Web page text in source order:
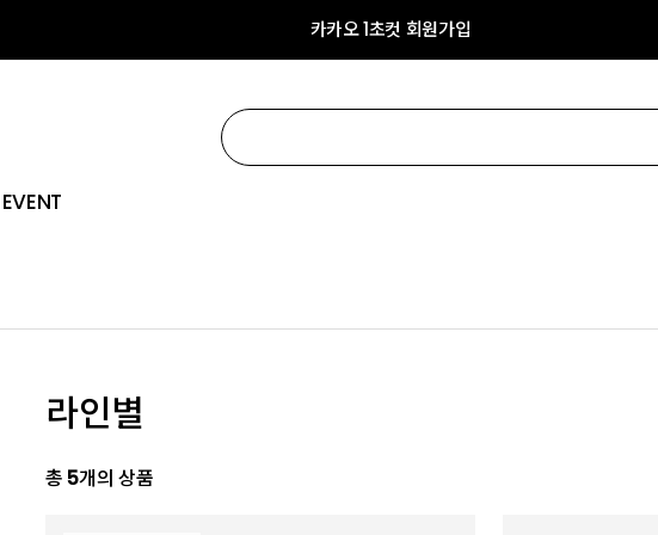
카카오 1초컷 회원가입
EVENT
라인별
총5개의 상품